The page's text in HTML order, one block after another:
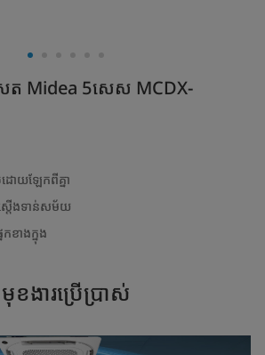
ត Midea 5សេស MCDX-
ោយឡែកពីគ្នា
តើងទាន់សម័យ
ខាងក្នុង
មុខងារប្រើប្រាស់